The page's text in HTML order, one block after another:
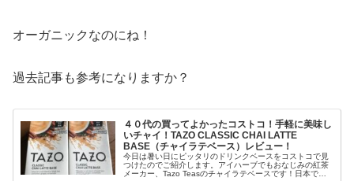
オーガニックなのにね！
過去記事も参考になりますか？
４０代の買ってよかったコストコ！手軽に美味し
いチャイ！TAZO CLASSIC CHAI LATTE
BASE（チャイラテベース）レビュー！
今日は暑い日にピッタリのドリンクベースをコストコで見
つけたのでご紹介します。アイハーブでもおなじみの紅茶
メーカー、Tazo Teasのチャイラテベースです！日本で製